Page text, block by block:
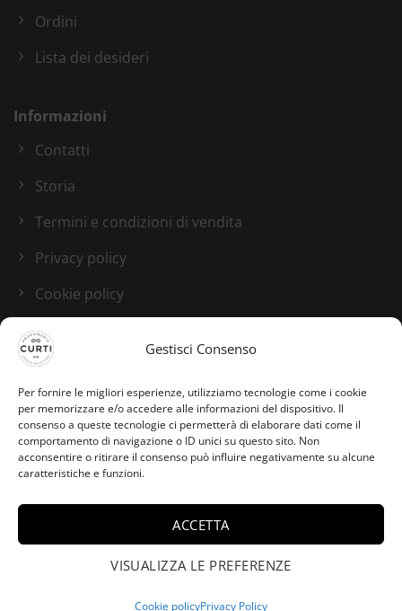
Gestisci Consenso
Per fornire le migliori esperienze, utilizziamo tecnologie come i cookie
per memorizzare e/o accedere alle informazioni del dispositivo. Il
consenso a queste tecnologie ci permetterà di elaborare dati come il
comportamento di navigazione o ID unici su questo sito. Non
acconsentire o ritirare il consenso può influire negativamente su alcune
caratteristiche e funzioni.
ACCETTA
VISUALIZZA LE PREFERENZE
Cookie policyPrivacy Policy
Ordini
Lista dei desideri
Informazioni
Contatti
Storia
Termini e condizioni di vendita
Privacy policy
Cookie policy
Blog
I nostri canali social